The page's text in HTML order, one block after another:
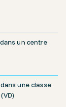
un centre
une classe